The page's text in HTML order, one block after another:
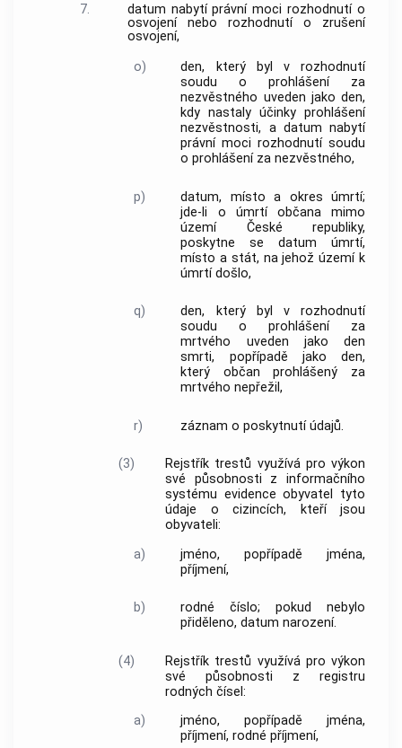
7.
datum nabytí právní moci rozhodnutí o
osvojení nebo rozhodnutí o zrušení
osvojení,
o)
den, který byl v rozhodnutí
soudu o prohlášení za
nezvěstného uveden jako den,
kdy nastaly účinky prohlášení
nezvěstnosti, a datum nabytí
právní moci rozhodnutí soudu
o prohlášení za nezvěstného,
p)
datum, místo a okres úmrtí;
jde-li o úmrtí občana mimo
území České republiky,
poskytne se datum úmrtí,
místo a stát, na jehož území k
úmrtí došlo,
q)
den, který byl v rozhodnutí
soudu o prohlášení za
mrtvého uveden jako den
smrti, popřípadě jako den,
který občan prohlášený za
mrtvého nepřežil,
r) záznam o poskytnutí údajů.
(3)
Rejstřík trestů využívá pro výkon
své působnosti z informačního
systému evidence obyvatel tyto
údaje o cizincích, kteří jsou
obyvateli:
a)
jméno, popřípadě jména,
příjmení,
b)
rodné číslo; pokud nebylo
přiděleno, datum narození.
(4)
Rejstřík trestů využívá pro výkon
své působnosti z registru
rodných čísel:
a)
jméno, popřípadě jména,
příjmení, rodné příjmení,